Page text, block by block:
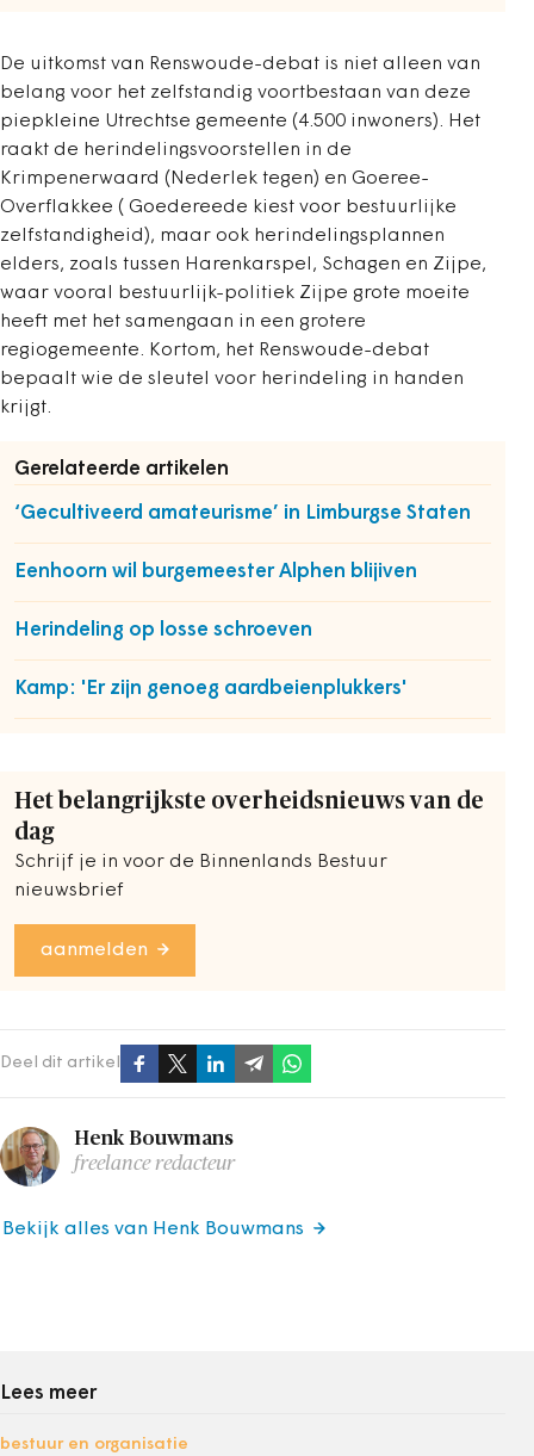
De uitkomst van Renswoude-debat is niet alleen van
belang voor het zelfstandig voortbestaan van deze
piepkleine Utrechtse gemeente (4.500 inwoners). Het
raakt de herindelingsvoorstellen in de
Krimpenerwaard (Nederlek tegen) en Goeree-
Overflakkee ( Goedereede kiest voor bestuurlijke
zelfstandigheid), maar ook herindelingsplannen
elders, zoals tussen Harenkarspel, Schagen en Zijpe,
waar vooral bestuurlijk-politiek Zijpe grote moeite
heeft met het samengaan in een grotere
regiogemeente. Kortom, het Renswoude-debat
bepaalt wie de sleutel voor herindeling in handen
krijgt.
Gerelateerde artikelen
‘Gecultiveerd amateurisme’ in Limburgse Staten
Eenhoorn wil burgemeester Alphen blijiven
Herindeling op losse schroeven
Kamp: 'Er zijn genoeg aardbeienplukkers'
Het belangrijkste overheidsnieuws van de
dag
Schrijf je in voor de Binnenlands Bestuur
nieuwsbrief
aanmelden
Deel dit artikel
Henk Bouwmans
freelance redacteur
Bekijk alles van Henk Bouwmans
Lees meer
bestuur en organisatie